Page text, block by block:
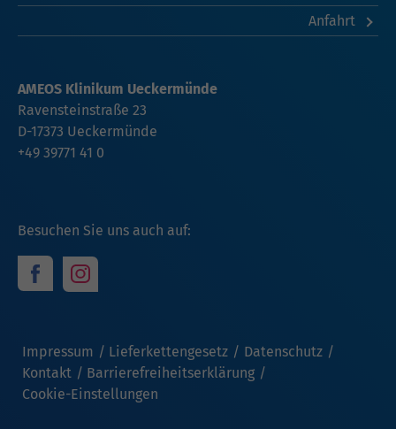
Anfahrt
Besuchen Sie uns auch auf:
Impressum Lieferkettengesetz
Datenschutz
Kontakt
Barrierefreiheitserklärung
Cookie-Einstellungen
AMEOS Klinikum Ueckermünde
Ravensteinstraße 23
D-17373 Ueckermünde
+49 39771 41 0